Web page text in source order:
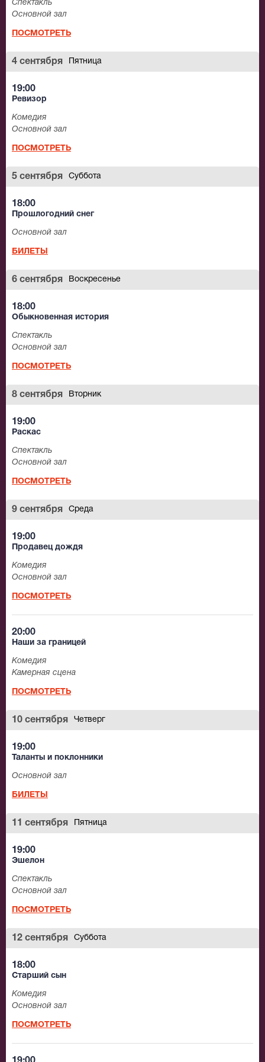
основу которых легли произведения знаменитых
их обсуждали, никто не мог оставаться равнодушным
к таким ярким необычным работам. Театральная
труппа с успехом гастролировала, участвовала в
фестивалях.
«Сфера» является известный режиссер Александр
Спектакль
Основной зал
ПОСМОТРЕТЬ
4 сентября Пятница
19:00
Ревизор
Комедия
Основной зал
ПОСМОТРЕТЬ
5 сентября Суббота
18:00
Прошлогодний снег
Основной зал
БИЛЕТЫ
6 сентября Воскресенье
18:00
Обыкновенная история
Спектакль
Основной зал
ПОСМОТРЕТЬ
8 сентября Вторник
19:00
Раскас
Спектакль
Основной зал
ПОСМОТРЕТЬ
9 сентября Среда
19:00
Продавец дождя
Комедия
Основной зал
ПОСМОТРЕТЬ
20:00
Наши за границей
Комедия
Камерная сцена
ПОСМОТРЕТЬ
10 сентября Четверг
19:00
Таланты и поклонники
Основной зал
БИЛЕТЫ
11 сентября Пятница
19:00
Эшелон
Спектакль
Основной зал
ПОСМОТРЕТЬ
12 сентября Суббота
18:00
Старший сын
Комедия
Основной зал
ПОСМОТРЕТЬ